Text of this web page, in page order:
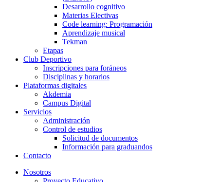
Desarrollo cognitivo
Materias Electivas
Code learning: Programación
Aprendizaje musical
Tekman
Etapas
Club Deportivo
Inscripciones para foráneos
Disciplinas y horarios
Plataformas digitales
Akdemia
Campus Digital
Servicios
Administración
Control de estudios
Solicitud de documentos
Información para graduandos
Contacto
Nosotros